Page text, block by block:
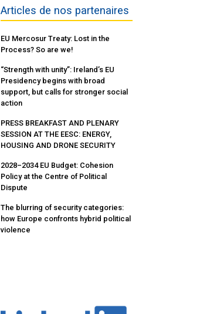
Articles de nos partenaires
EU Mercosur Treaty: Lost in the
Process? So are we!
“Strength with unity”: Ireland’s EU
Presidency begins with broad
support, but calls for stronger social
action
PRESS BREAKFAST AND PLENARY
SESSION AT THE EESC: ENERGY,
HOUSING AND DRONE SECURITY
2028–2034 EU Budget: Cohesion
Policy at the Centre of Political
Dispute
The blurring of security categories:
how Europe confronts hybrid political
violence